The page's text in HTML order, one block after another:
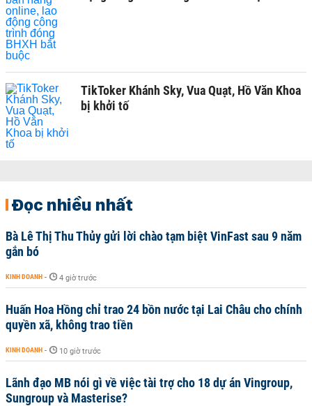
TikToker Khánh Sky, Vua Quạt, Hồ Văn Khoa
bị khởi tố
Đọc nhiều nhất
Bà Lê Thị Thu Thủy gửi lời chào tạm biệt VinFast sau 9 năm
gắn bó
KINH DOANH - 4 giờ trước
Huấn Hoa Hồng chỉ trao 24 bồn nước tại Lai Châu cho chính
quyền xã, không trao tiền
KINH DOANH - 10 giờ trước
Lãnh đạo MB nói gì về việc tài trợ cho 18 dự án Vingroup,
Sungroup và Masterise?